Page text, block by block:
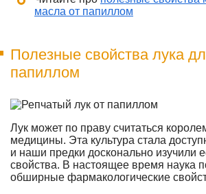
масла от папиллом
Полезные свойства лука
папиллом
Лук может по праву считаться
медицины. Эта культура стала
и наши предки досконально изучили
свойства. В настоящее время наука
обширные фармакологические